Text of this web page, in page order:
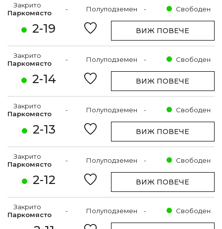
2-19
Закрито
Паркомясто
- Полуподземен - Свободен
ВИЖ ПОВЕЧЕ
2-14
Закрито
Паркомясто
- Полуподземен - Свободен
ВИЖ ПОВЕЧЕ
2-13
Закрито
Паркомясто
- Полуподземен - Свободен
ВИЖ ПОВЕЧЕ
2-12
Закрито
Паркомясто
- Полуподземен - Свободен
ВИЖ ПОВЕЧЕ
Закрито
Паркомясто
- Полуподземен - Свободен